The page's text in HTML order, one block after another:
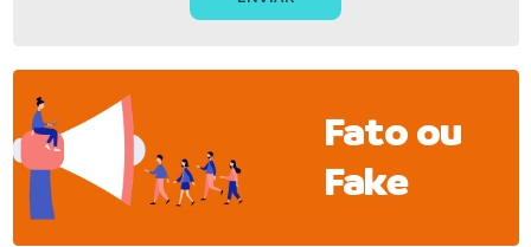
Fato ou
Fake